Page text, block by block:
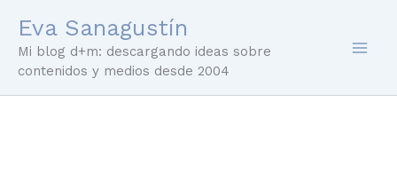
contenido
Eva Sanagustín
Mi blog d+m: descargando ideas sobre
contenidos y medios desde 2004